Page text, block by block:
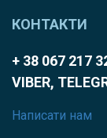
КОНТАКТИ
+ 38 067 217
VIBER,
Написати нам